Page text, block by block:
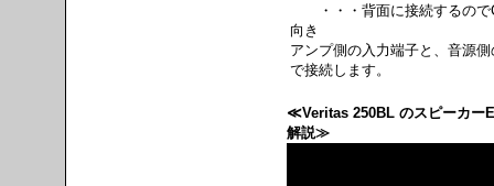
・・・背面に接続するので
向き
アンプ側の入力端子と、音源
で接続します。
≪Veritas 250BL のスピーカー
解説≫